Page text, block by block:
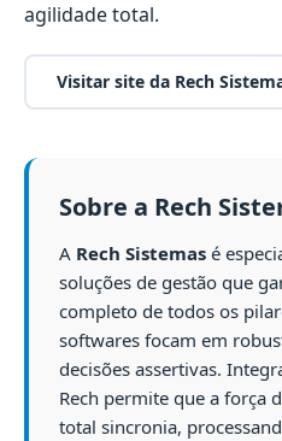
agilidade total.
Visitar site da Rech
Sobre a Rech
A Rech Sistemas é
soluções de gestão que
completo de todos os
softwares focam em
decisões assertivas.
Rech permite que a força
total sincronia,